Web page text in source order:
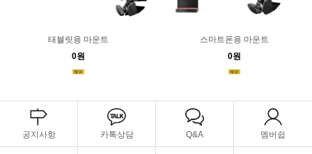
태블릿용 마운트
0원
스마트폰용 마운트
0원
공지사항 카톡상담 Q&A 멤버쉽